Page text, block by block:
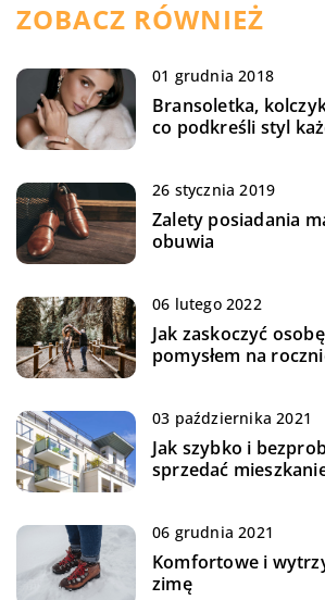
ZOBACZ RÓWNIEŻ
01 grudnia 2018
Bransoletka,
co podkreśli styl
26 stycznia 2019
Zalety posiadania
obuwia
06 lutego 2022
Jak zaskoczyć
pomysłem na
03 października 2021
Jak szybko i
sprzedać
06 grudnia 2021
Komfortowe i
zimę